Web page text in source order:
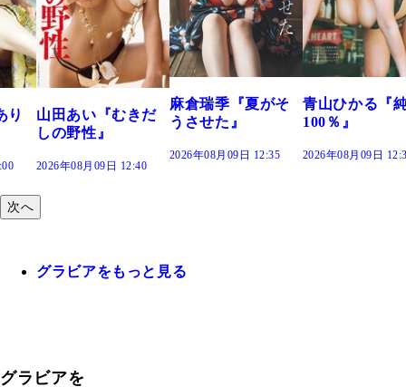
だ
麻倉瑞季『夏がそ
うさせた』
青山ひかる『純度
100％』
2026年08月09日 12:30
溝端 葵『も
つの、あおい
で。』
2026年08月09日
次へ
グラビアをもっと見る
グラビアを